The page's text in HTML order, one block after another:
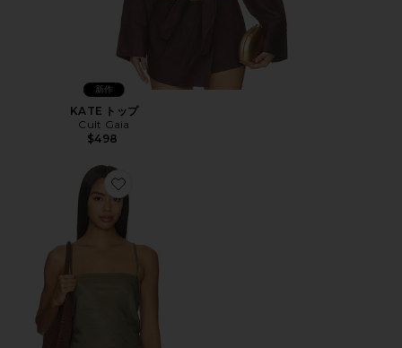
新作
KATE トップ
Cult Gaia
$498